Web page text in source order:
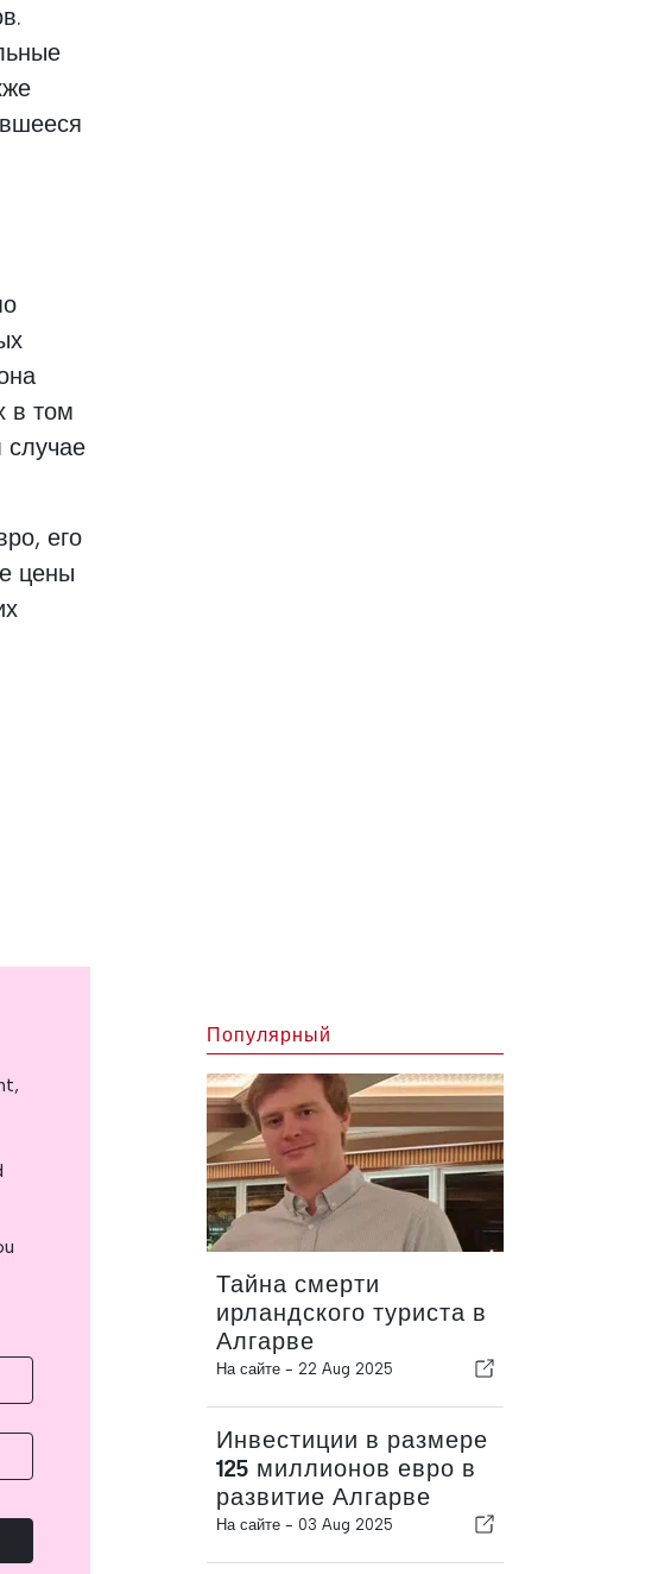
в том
его
цены
Популярный
Тайна смерти
ирландского туриста в
Алгарве
На сайте - 22 Aug 2025
Инвестиции в размере
125 миллионов евро в
развитие Алгарве
На сайте - 03 Aug 2025